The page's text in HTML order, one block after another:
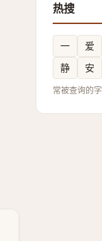
热搜
一 爱
静
安
常被查询的字